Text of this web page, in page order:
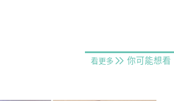
看更多 你可能想看